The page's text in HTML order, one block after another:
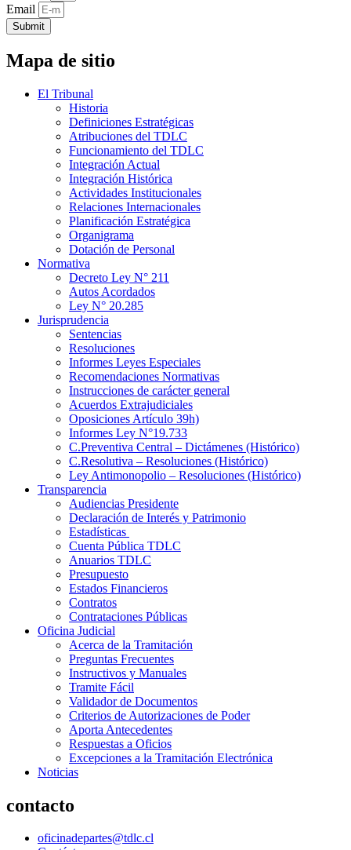
Email
Submit
Mapa de sitio
El Tribunal
Historia
Definiciones Estratégicas
Atribuciones del TDLC
Funcionamiento del TDLC
Integración Actual
Integración Histórica
Actividades Institucionales
Relaciones Internacionales
Planificación Estratégica
Organigrama
Dotación de Personal
Normativa
Decreto Ley N° 211
Autos Acordados
Ley N° 20.285
Jurisprudencia
Sentencias
Resoluciones
Informes Leyes Especiales
Recomendaciones Normativas
Instrucciones de carácter general
Acuerdos Extrajudiciales
Oposiciones Artículo 39h)
Informes Ley N°19.733
C.Preventiva Central – Dictámenes (Histórico)
C.Resolutiva – Resoluciones (Histórico)
Ley Antimonopolio – Resoluciones (Histórico)
Transparencia
Audiencias Presidente
Declaración de Interés y Patrimonio
Estadísticas
Cuenta Pública TDLC
Anuarios TDLC
Presupuesto
Estados Financieros
Contratos
Contrataciones Públicas
Oficina Judicial
Acerca de la Tramitación
Preguntas Frecuentes
Instructivos y Manuales
Tramite Fácil
Validador de Documentos
Criterios de Autorizaciones de Poder
Aporta Antecedentes
Respuestas a Oficios
Excepciones a la Tramitación Electrónica
Noticias
contacto
oficinadepartes@tdlc.cl